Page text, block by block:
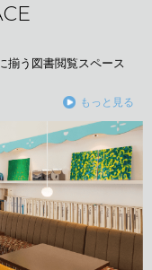
揃う図書閲覧スペース
もっと見る